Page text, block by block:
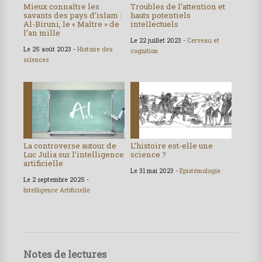
Mieux connaître les
savants des pays d’islam :
Al-Biruni, le « Maître » de
l’an mille
Le 25 août 2023 - Histoire des
sciences
Troubles de l’attention et
hauts potentiels
intellectuels
Le 22 juillet 2023 - Cerveau et
cognition
La controverse autour de
Luc Julia sur l’intelligence
artificielle
Le 2 septembre 2025 -
Intelligence Artificielle
L’histoire est-elle une
science ?
Le 31 mai 2023 - Épistémologie
Notes de lectures